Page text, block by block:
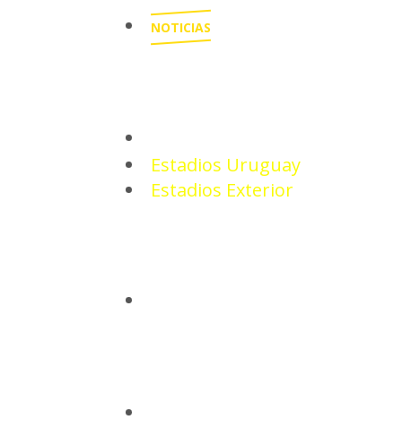
NOTICIAS
Estadios Uruguay
Estadios Exterior